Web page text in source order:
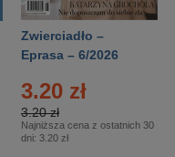
Zwierciadło –
Eprasa – 6/2026
3.20 zł
3.20 zł
Najniższa cena z ostatnich 30
dni: 3.20 zł